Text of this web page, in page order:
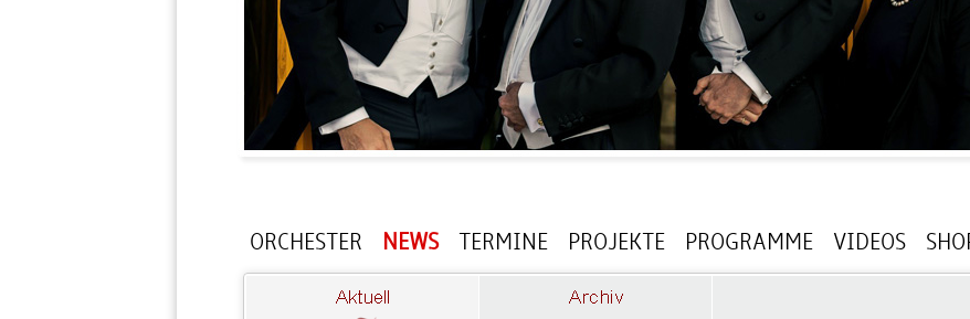
ORCHESTER NEWS TERMINE PROJEKTE PROGRAMME VIDEOS